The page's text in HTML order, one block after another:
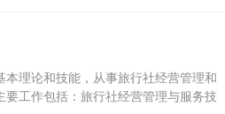
理论和技能，从事旅行社经营管理和
工作包括：旅行社经营管理与服务技